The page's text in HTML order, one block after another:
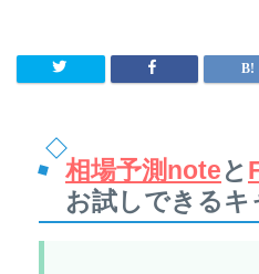
相場予測noteと
お試しできるキ